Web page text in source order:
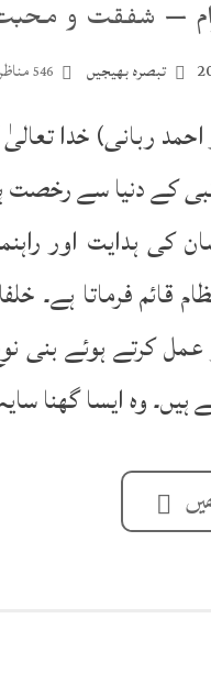
— شفقت و
تبصرہ بھیجیں 546
احمد ربانی) خدا
کے دنیا سے رخصت
کی ہدایت اور
قائم فرماتا ہے۔
عمل کرتے ہوئے بنی
ہیں۔ وہ ایسا گھنا